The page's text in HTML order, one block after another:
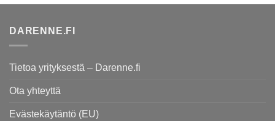
DARENNE.FI
Tietoa yrityksestä – Darenne.fi
Ota yhteyttä
Evästekäytäntö (EU)